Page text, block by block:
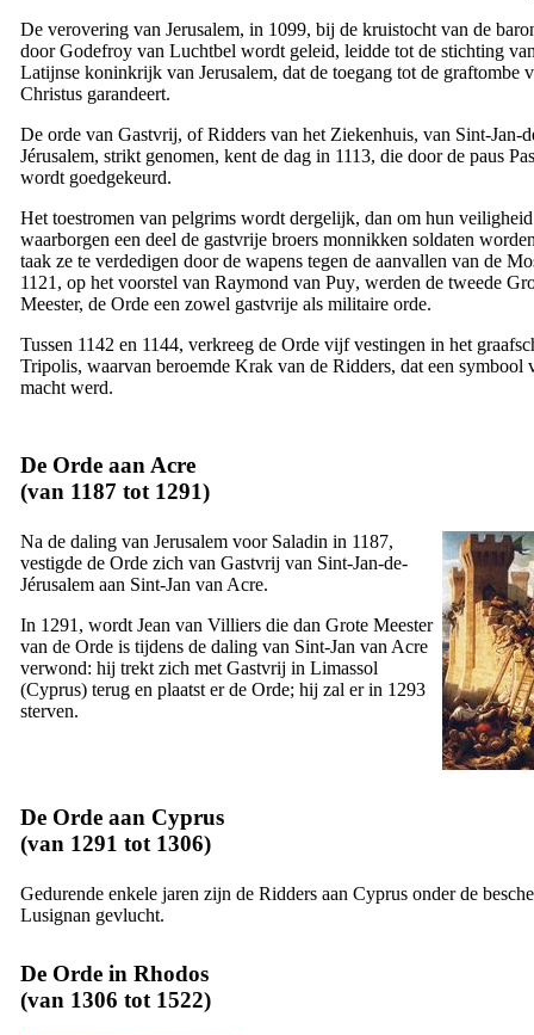
De verovering van Jerusalem, in 1099, bij de kruistocht van de
doorGodefroy van Luchtbel wordt geleid, leidde tot de stichting
Latijnse koninkrijk van Jerusalem, dat de toegang tot de graftombe
Christus garandeert.
De orde van Gastvrij, of Ridders van het Ziekenhuis, van Sint-Jan-
Jérusalem, strikt genomen, kent de dag in 1113, die door de paus
wordt goedgekeurd.
Het toestromen van pelgrims wordt dergelijk, dan om hun
waarborgen een deel de gastvrije broers monnikken soldaten
taak ze te verdedigen door de wapens tegen de aanvallen van de
1121, op het voorstel van Raymond van Puy, werden de tweede
Meester, de Orde een zowel gastvrije als militaire orde.
Tussen 1142 en 1144, verkreeg de Orde vijf vestingen in het
Tripolis, waarvan beroemde Krak van de Ridders, dat een symbool
macht werd.
De Orde aan Acre
(van 1187 tot 1291)
Na de daling van Jerusalem voor Saladin in 1187,
vestigde de Orde zich van Gastvrij van Sint-Jan-de-
Jérusalem aan Sint-Jan van Acre.
In 1291, wordt Jean van Villiers die dan Grote Meester
van de Orde is tijdens de daling van Sint-Jan van Acre
verwond: hij trekt zich met Gastvrij in Limassol
(Cyprus) terug en plaatst er de Orde; hij zal er in 1293
sterven.
De Orde aan Cyprus
(van 1291 tot 1306)
Gedurende enkele jaren zijn de Ridders aan Cyprus onder de
Lusignan gevlucht.
De Orde in Rhodos
(van 1306 tot 1522)